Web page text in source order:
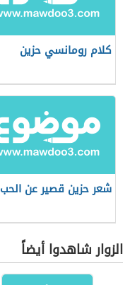
كلام رومانسي حزين
شعر حزين قصير عن الحب
الزوار شاهدوا أيضاً